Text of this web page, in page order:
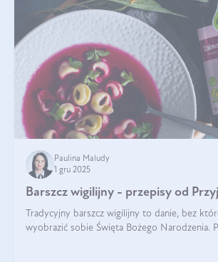
Paulina Maludy
1 gru 2025
Barszcz wigilijny - przepisy od
Tradycyjny barszcz wigilijny to danie, bez
wyobrazić sobie Święta Bożego Narodzenia.